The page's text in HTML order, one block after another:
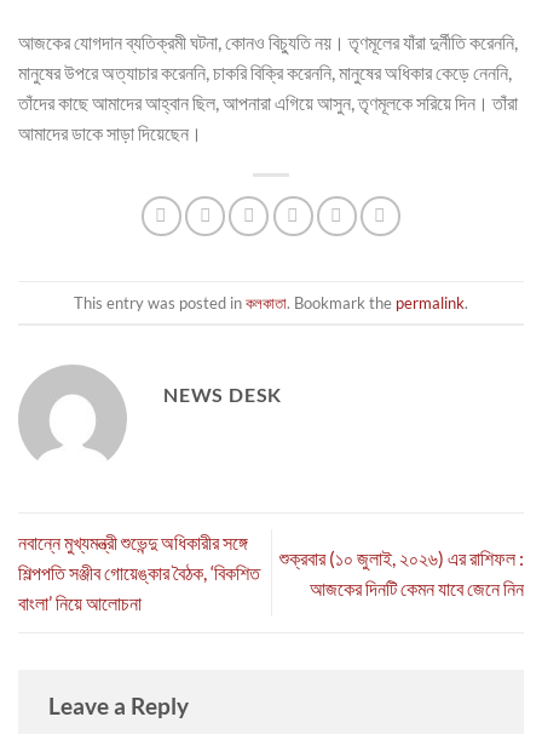
আজকের যোগদান ব্যতিক্রমী ঘটনা, কোনও বিচ্যুতি নয়। তৃণমূলের যাঁরা দুর্নীতি করেননি,
মানুষের উপরে অত্যাচার করেননি, চাকরি বিক্রি করেননি, মানুষের অধিকার কেড়ে নেননি,
তাঁদের কাছে আমাদের আহ্বান ছিল, আপনারা এগিয়ে আসুন, তৃণমূলকে সরিয়ে দিন। তাঁরা
আমাদের ডাকে সাড়া দিয়েছেন।
This entry was posted inকলকাতা. Bookmark the permalink.
NEWS DESK
নবান্নে মুখ্যমন্ত্রী শুভেন্দু অধিকারীর সঙ্গে
শিল্পপতি সঞ্জীব গোয়েঙ্কার বৈঠক, ‘বিকশিত
বাংলা’ নিয়ে আলোচনা
শুক্রবার (১০ জুলাই, ২০২৬) এর রাশিফল :
আজকের দিনটি কেমন যাবে জেনে নিন
Leave a Reply